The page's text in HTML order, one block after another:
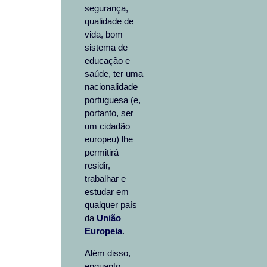
segurança,
qualidade de
vida, bom
sistema de
educação e
saúde, ter uma
nacionalidade
portuguesa (e,
portanto, ser
um cidadão
europeu) lhe
permitirá
residir,
trabalhar e
estudar em
qualquer país
da União
Europeia.
Além disso,